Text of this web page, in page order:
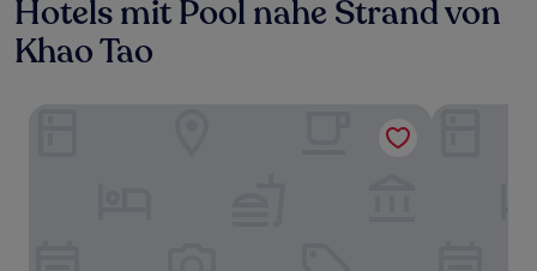
Hotels mit Pool nahe Strand von
Khao Tao